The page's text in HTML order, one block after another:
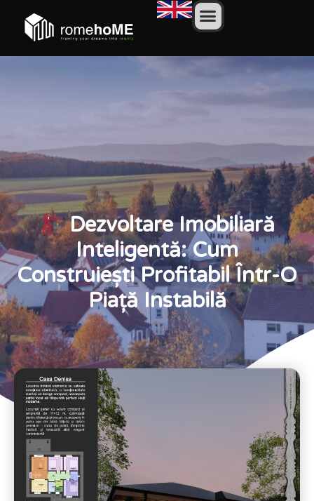
Dezvoltare Imobiliară
Inteligentă: Cum
Construiești Profitabil Într-O
Piață Instabilă